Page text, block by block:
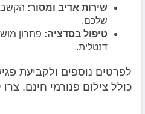
שירות אדיב ומסור:
שלכם.
טיפול בסדציה: פתרון
דנטלית.
לפרטים נוספים ולקביעת
כולל צילום פנורמי חינם,